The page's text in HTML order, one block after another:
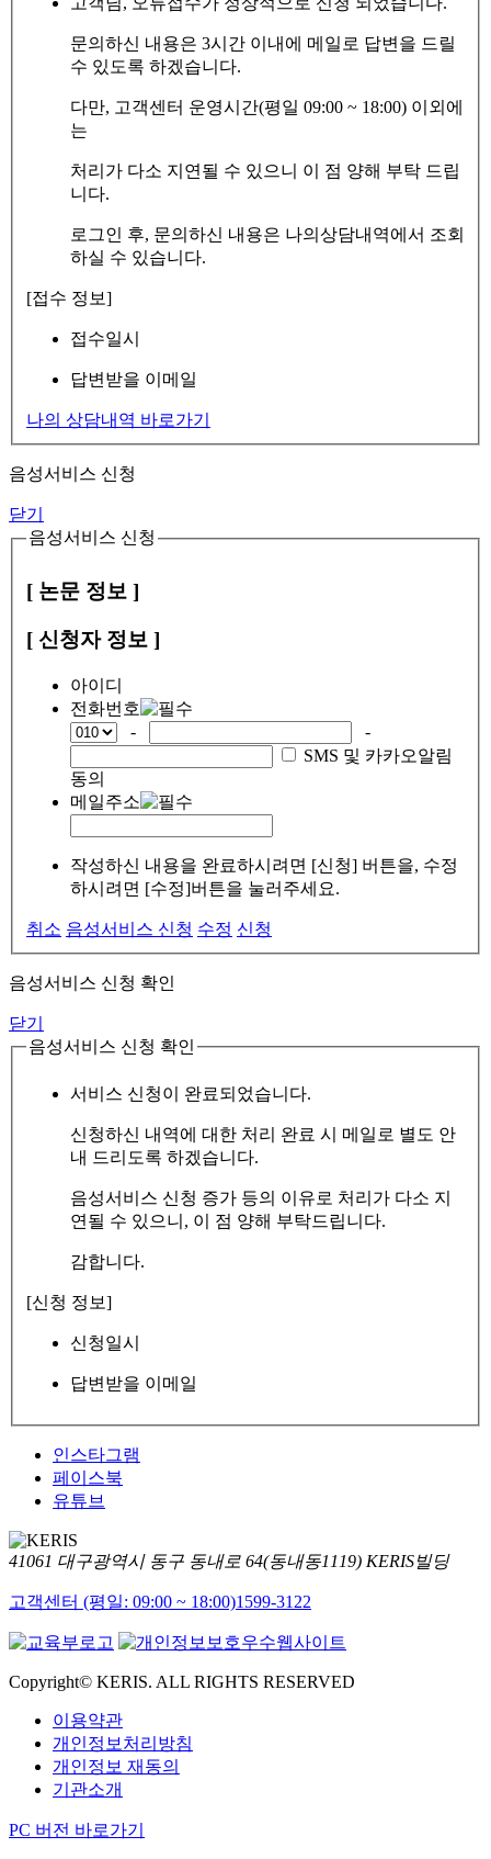
문의하신 내용은 3시간 이내에 메일로 답변을 드릴
수 있도록 하겠습니다.
다만, 고객센터 운영시간(평일 09:00 ~ 18:00) 이외에
는
처리가 다소 지연될 수 있으니 이 점 양해 부탁 드립
니다.
로그인 후, 문의하신 내용은 나의상담내역에서 조회
하실 수 있습니다.
[접수 정보]
접수일시
답변받을 이메일
나의 상담내역 바로가기
음성서비스 신청
닫기
음성서비스 신청
[ 논문 정보 ]
[ 신청자 정보 ]
아이디
전화번호
-
-
SMS 및 카카오알림
동의
메일주소
작성하신 내용을 완료하시려면 [신청] 버튼을, 수정
하시려면 [수정]버튼을 눌러주세요.
취소 음성서비스 신청 수정 신청
음성서비스 신청 확인
닫기
음성서비스 신청 확인
서비스 신청이 완료되었습니다.
신청하신 내역에 대한 처리 완료 시 메일로 별도 안
내 드리도록 하겠습니다.
음성서비스 신청 증가 등의 이유로 처리가 다소 지
연될 수 있으니, 이 점 양해 부탁드립니다.
감합니다.
[신청 정보]
신청일시
답변받을 이메일
인스타그램
페이스북
유튜브
41061 대구광역시 동구 동내로 64(동내동1119) KERIS빌딩
고객센터 (평일: 09:00 ~ 18:00)1599-3122
Copyright© KERIS. ALL RIGHTS RESERVED
이용약관
개인정보처리방침
개인정보 재동의
기관소개
PC 버전 바로가기